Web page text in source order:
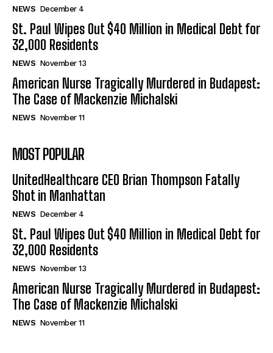
NEWS December 4
St. Paul Wipes Out $40 Million in Medical Debt for
32,000 Residents
NEWS November 13
American Nurse Tragically Murdered in Budapest:
The Case of Mackenzie Michalski
NEWS November 11
MOST POPULAR
UnitedHealthcare CEO Brian Thompson Fatally
Shot in Manhattan
NEWS December 4
St. Paul Wipes Out $40 Million in Medical Debt for
32,000 Residents
NEWS November 13
American Nurse Tragically Murdered in Budapest:
The Case of Mackenzie Michalski
NEWS November 11